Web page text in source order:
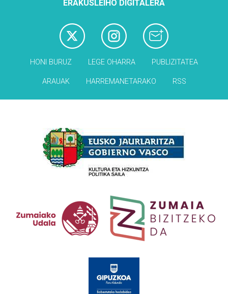
ERAKUSLEIHO DIGITALERA
HONI BURUZ LEGE OHARRA PUBLIZITATEA
ARAUAK HARREMANETARAKO RSS